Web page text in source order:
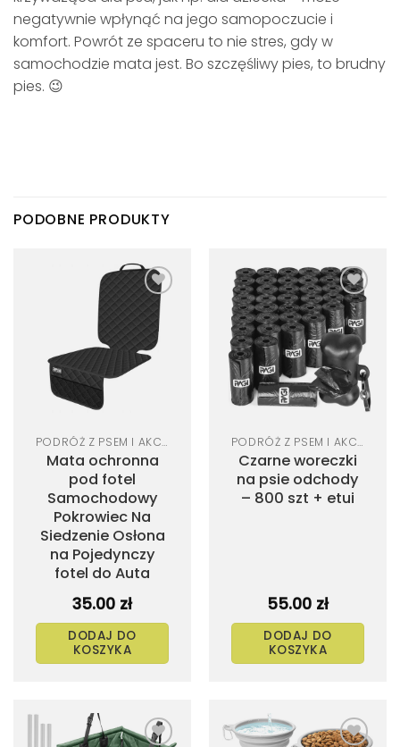
negatywnie wpłynąć na jego samopoczucie i
komfort. Powrót ze spaceru to nie stres, gdy w
samochodzie mata jest. Bo szczęśliwy pies, to brudny
pies. 😉
PODOBNE PRODUKTY
Dodaj
do
listy
życzeń
PODRÓŻ Z PSEM I AKCESORIA SAMOCHODOWE
Mata ochronna
pod fotel
Samochodowy
Pokrowiec Na
Siedzenie Osłona
na Pojedynczy
fotel do Auta
35.00 zł
DODAJ DO
KOSZYKA
Dodaj
do
listy
życzeń
PODRÓŻ Z PSEM I AKCESORIA SAMOCHODOWE
Czarne woreczki
na psie odchody
– 800 szt + etui
55.00 zł
DODAJ DO
KOSZYKA